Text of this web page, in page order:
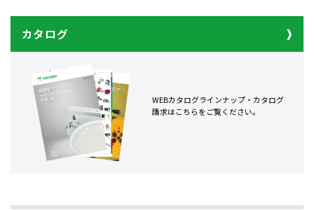
カタログ
WEBカタログラインナップ・カタログ
請求はこちらをご覧ください。